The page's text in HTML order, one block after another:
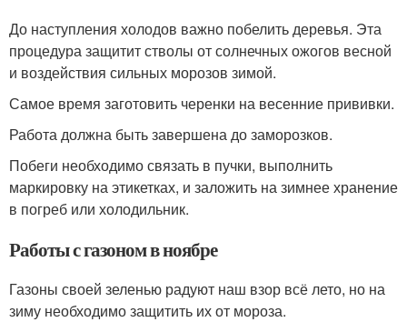
До наступления холодов важно побелить деревья. Эта
процедура защитит стволы от солнечных ожогов весной
и воздействия сильных морозов зимой.
Самое время заготовить черенки на весенние прививки.
Работа должна быть завершена до заморозков.
Побеги необходимо связать в пучки, выполнить
маркировку на этикетках, и заложить на зимнее хранение
в погреб или холодильник.
Работы с газоном в ноябре
Газоны своей зеленью радуют наш взор всё лето, но на
зиму необходимо защитить их от мороза.